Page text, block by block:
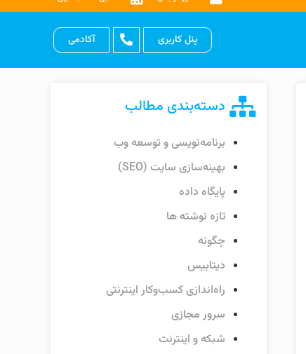
پنل کاربری آکادمی
دسته‌بندی مطالب
برنامه‌نویسی و توسعه وب
بهینه‌سازی سایت (SEO)
پایگاه داده
تازه نوشته ها
چگونه
دیتابیس
راه‌اندازی کسب‌وکار اینترنتی
سرور مجازی
شبکه و اینترنت